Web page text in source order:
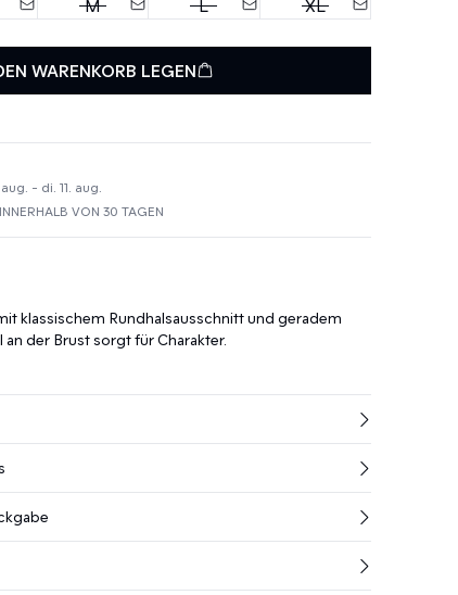
M L
XL
WARENKORB LEGEN
- di. 11. aug.
VON 30 TAGEN
klassischem Rundhalsausschnitt und geradem
der Brust sorgt für Charakter.